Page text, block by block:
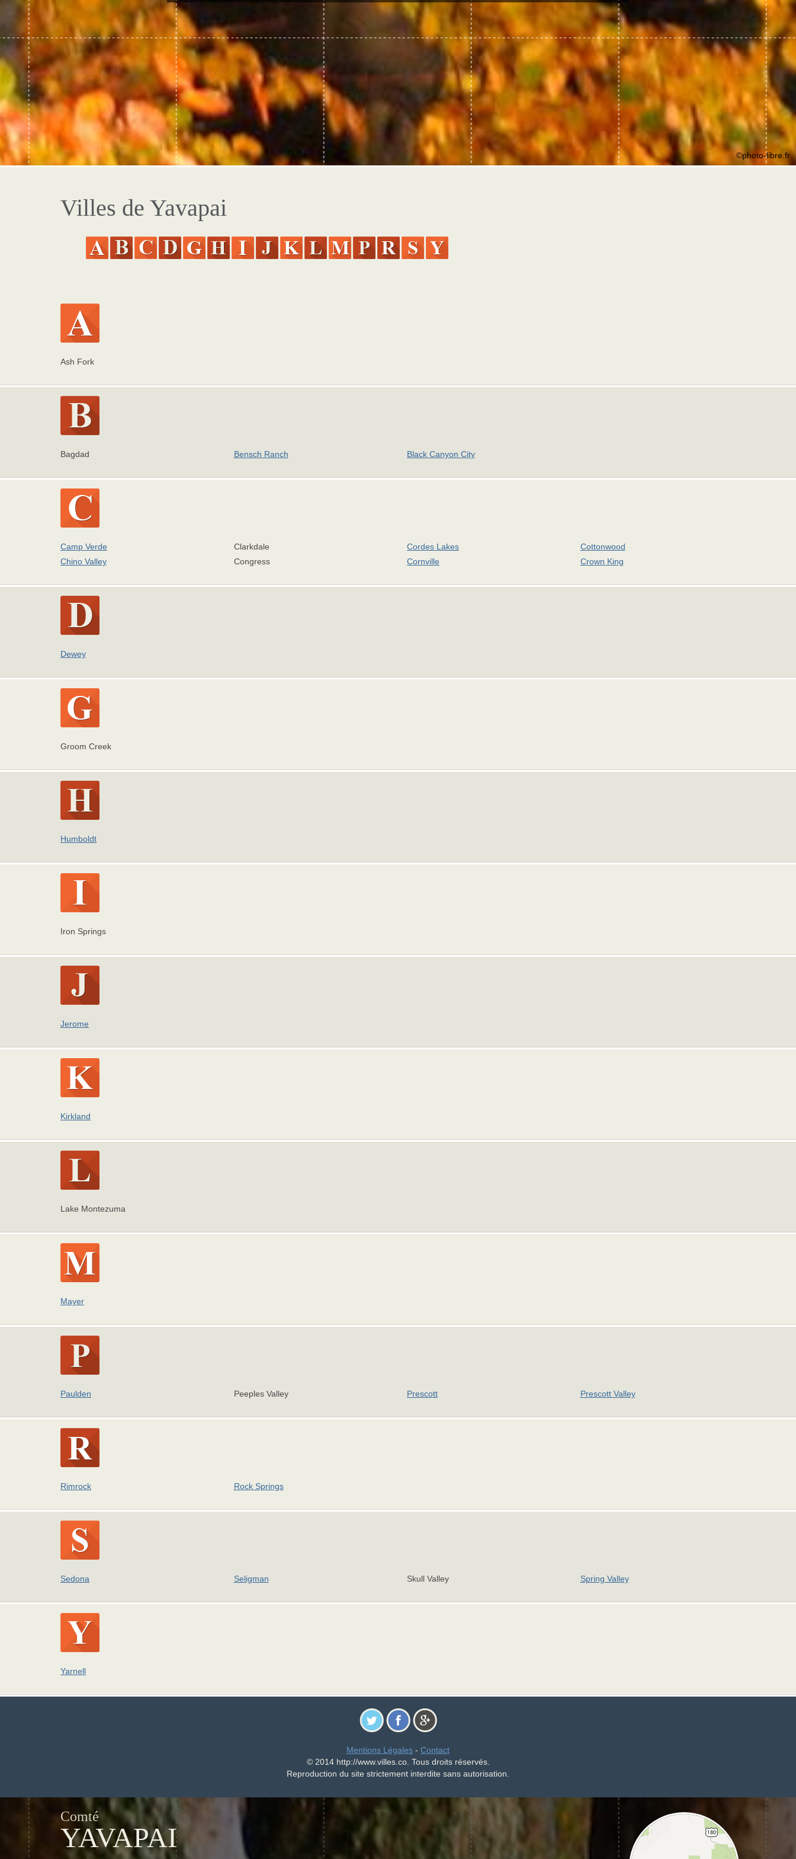
©photo-libre.fr
Villes de Yavapai
Ash Fork
Bagdad Bensch Ranch Black Canyon City
Camp Verde
Chino Valley
Clarkdale
Congress
Cordes Lakes
Cornville
Cottonwood
Crown King
Dewey
Groom Creek
Humboldt
Iron Springs
Jerome
Kirkland
Lake Montezuma
Mayer
Paulden Peeples Valley Prescott Prescott Valley
Rimrock Rock Springs
Sedona Seligman Skull Valley Spring Valley
Yarnell
Mentions Légales - Contact
© 2014 http://www.villes.co. Tous droits réservés.
Reproduction du site strictement interdite sans autorisation.
Comté
YAVAPAI